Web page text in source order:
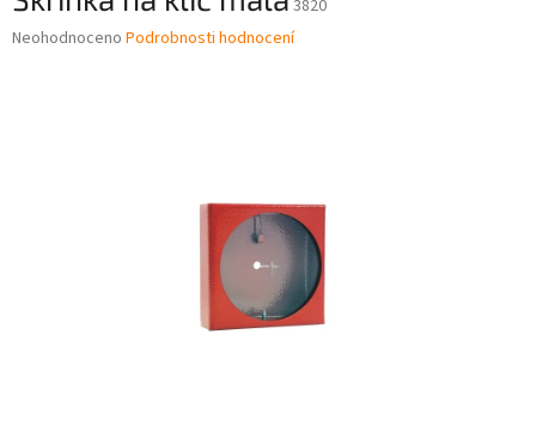
3820
Průměrné
Neohodnoceno Podrobnosti hodnocení